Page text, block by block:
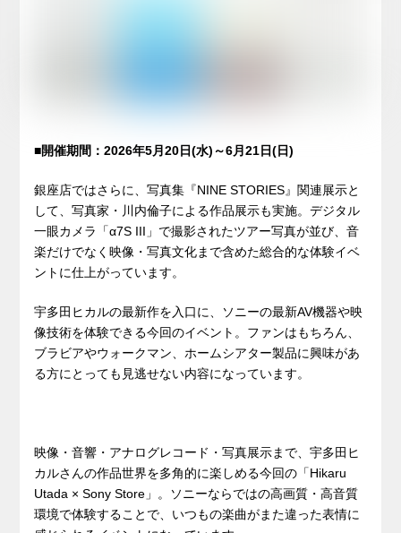
■開催期間：2026年5月20日(水)～6月21日(日)
銀座店ではさらに、写真集『NINE STORIES』関連展示と
して、写真家・川内倫子による作品展示も実施。デジタル
一眼カメラ「α7S III」で撮影されたツアー写真が並び、音
楽だけでなく映像・写真文化まで含めた総合的な体験イベ
ントに仕上がっています。
宇多田ヒカルの最新作を入口に、ソニーの最新AV機器や映
像技術を体験できる今回のイベント。ファンはもちろん、
ブラビアやウォークマン、ホームシアター製品に興味があ
る方にとっても見逃せない内容になっています。
映像・音響・アナログレコード・写真展示まで、宇多田ヒ
カルさんの作品世界を多角的に楽しめる今回の「Hikaru
Utada × Sony Store」。ソニーならではの高画質・高音質
環境で体験することで、いつもの楽曲がまた違った表情に